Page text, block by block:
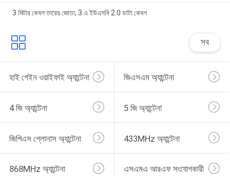
3 মিটার কেবল তারের জোতা, 3 এ ইউএসবি 2.0 ডাটা কেবল
সব
হাই গেইন ওয়াইফাই অ্যান্টেনা জিএসএম অ্যান্টেনা
4 জি অ্যান্টেনা 5 জি অ্যান্টেনা
জিপিএস গ্লোনাস অ্যান্টেনা 433MHz অ্যান্টেনা
868MHz অ্যান্টেনা এসএমএ আরএফ সংযোগকারী